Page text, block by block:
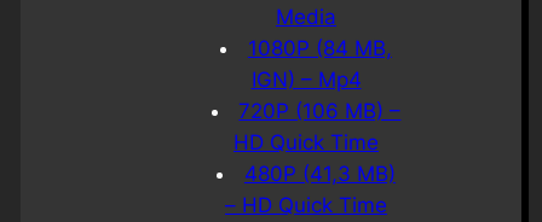
Media
1080P (84 MB,
IGN) – Mp4
720P (106 MB) –
HD Quick Time
480P (41,3 MB)
– HD Quick Time